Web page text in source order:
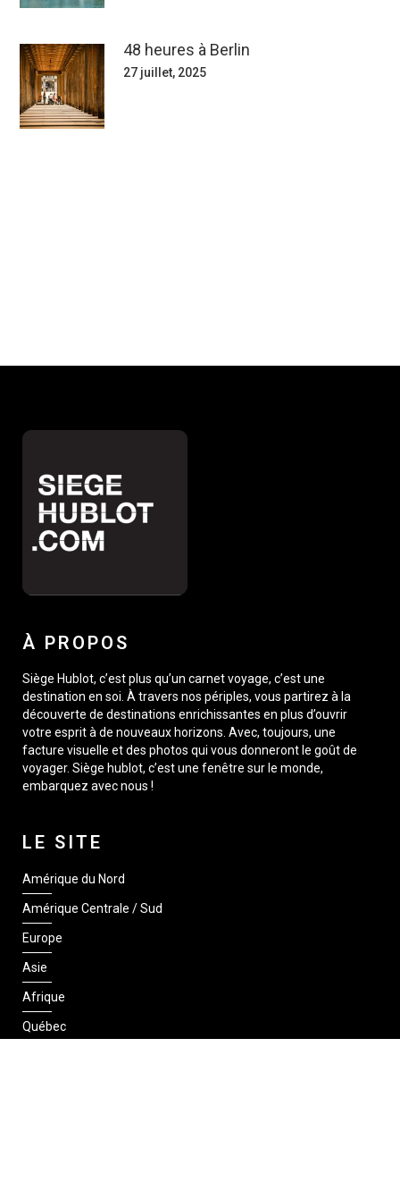
48 heures à Berlin
27 juillet, 2025
À PROPOS
Siège Hublot, c’est plus qu’un carnet voyage, c’est une
destination en soi. À travers nos périples, vous partirez à la
découverte de destinations enrichissantes en plus d’ouvrir
votre esprit à de nouveaux horizons. Avec, toujours, une
facture visuelle et des photos qui vous donneront le goût de
voyager. Siège hublot, c’est une fenêtre sur le monde,
embarquez avec nous !
LE SITE
Amérique du Nord
Amérique Centrale / Sud
Europe
Asie
Afrique
Québec